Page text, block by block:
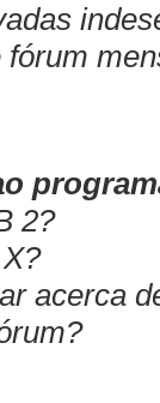
fórum
2?
acerca